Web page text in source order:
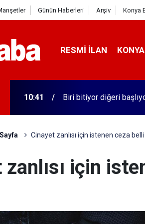
Günün Haberleri Arşiv Konya
RESMI İLAN
10:41 Biri bitiyor diğeri
Cinayet zanlısı için istenen ceza
zanlısı için